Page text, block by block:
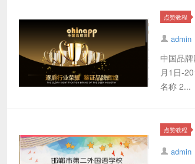
点赞教程
admin
中国品
月1日-
名称 2...
点赞教程
admin